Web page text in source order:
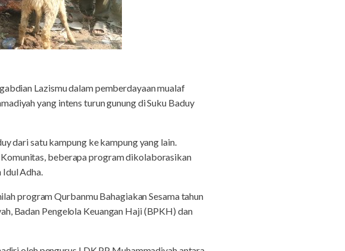
Lazismu dalam pemberdayaan mualaf
yang intens turun gunung di Suku Baduy
dari satu kampung ke kampung yang lain.
beberapa program dikolaborasikan
Idul Adha.
program Qurbanmu Bahagiakan Sesama tahun
Badan Pengelola Keuangan Haji (BPKH) dan